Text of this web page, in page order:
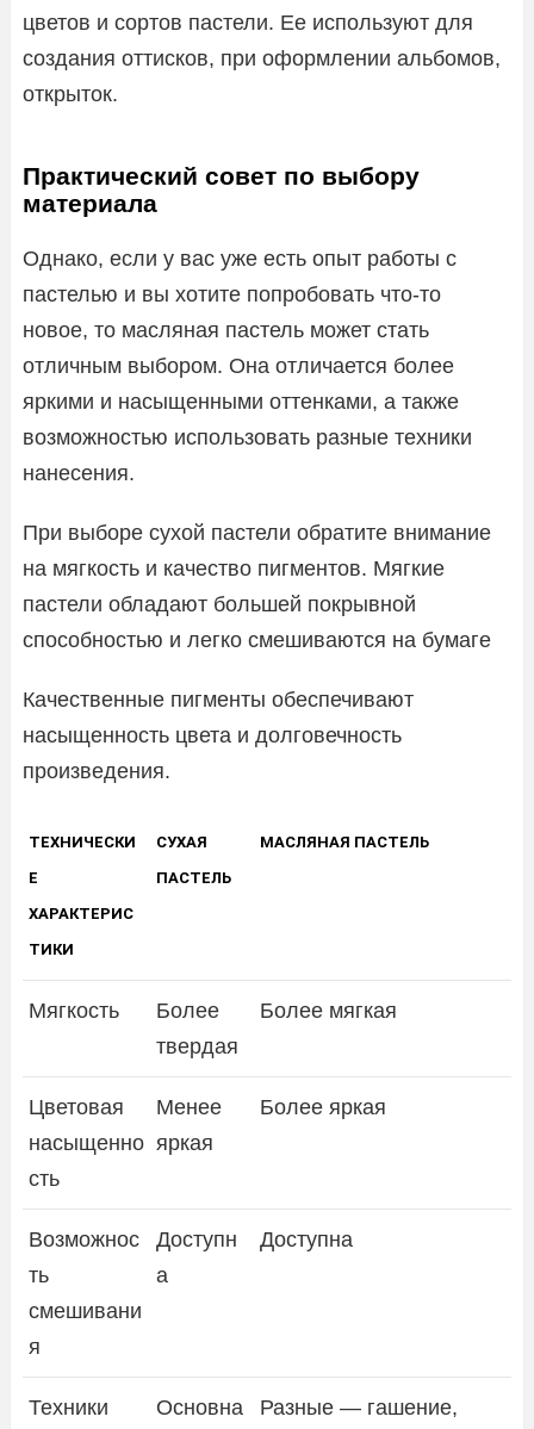
цветов и сортов пастели. Ее используют для
создания оттисков, при оформлении альбомов,
открыток.
Практический совет по выбору
материала
Однако, если у вас уже есть опыт работы с
пастелью и вы хотите попробовать что-то
новое, то масляная пастель может стать
отличным выбором. Она отличается более
яркими и насыщенными оттенками, а также
возможностью использовать разные техники
нанесения.
При выборе сухой пастели обратите внимание
на мягкость и качество пигментов. Мягкие
пастели обладают большей покрывной
способностью и легко смешиваются на бумаге
Качественные пигменты обеспечивают
насыщенность цвета и долговечность
произведения.
ТЕХНИЧЕСКИ
Е
ХАРАКТЕРИС
ТИКИ
СУХАЯ
ПАСТЕЛЬ
МАСЛЯНАЯ ПАСТЕЛЬ
Мягкость
Более
твердая
Более мягкая
Цветовая
насыщенно
сть
Менее
яркая
Более яркая
Возможнос
ть
смешивани
я
Доступн
а
Доступна
Техники Основна Разные — гашение,